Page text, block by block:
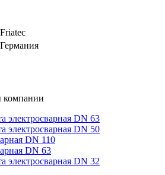
Friatec
Германия
компании
электросварная DN 63
электросварная DN 50
DN 110
DN 63
электросварная DN 32